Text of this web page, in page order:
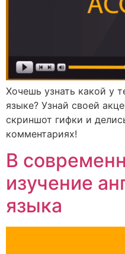
Хочешь узнать какой у
языке? Узнай своей
скриншот гифки и
комментариях!
В
изучение
языка